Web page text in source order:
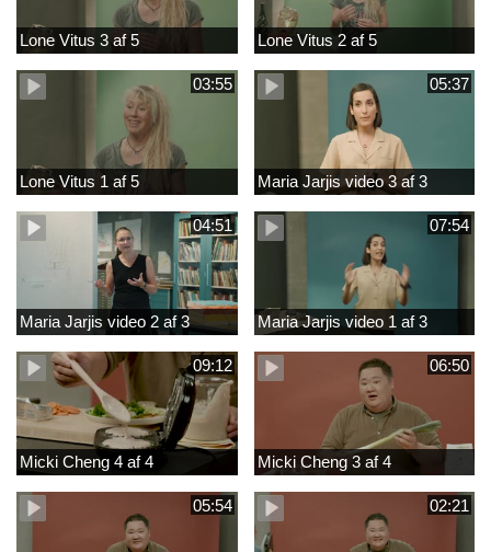
Lone Vitus 3 af 5 Lone Vitus 2 af 5
03:55
Lone Vitus 1 af 5
05:37
Maria Jarjis video 3 af 3
04:51
Maria Jarjis video 2 af 3
07:54
Maria Jarjis video 1 af 3
09:12
Micki Cheng 4 af 4
06:50
Micki Cheng 3 af 4
05:54 02:21